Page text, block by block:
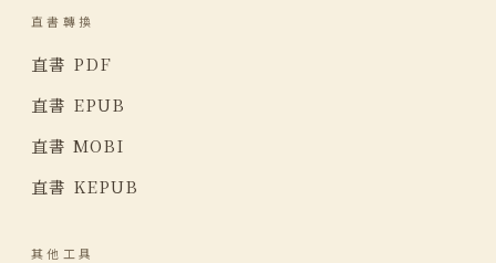
直書轉換
直書 PDF
直書 EPUB
直書 MOBI
直書 KEPUB
其他工具